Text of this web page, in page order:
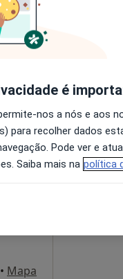
•Mapa
• Mapa
Hoje
é
nos a nós e aos
para recolher dados
Pode ver e
Saiba mais na política